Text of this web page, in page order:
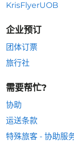
KrisFlyerUOB
企业预订
团体订票
旅行社
需要帮忙?
协助
运送条款
特殊旅客 - 协助服